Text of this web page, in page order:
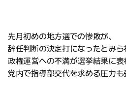
先月初めの地方選での惨敗が、
辞任判断の決定打になったとみら
政権運営への不満が選挙結果に表
党内で指導部交代を求める圧力も